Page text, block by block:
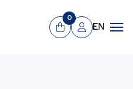
Panier
0
Mon compte
EN